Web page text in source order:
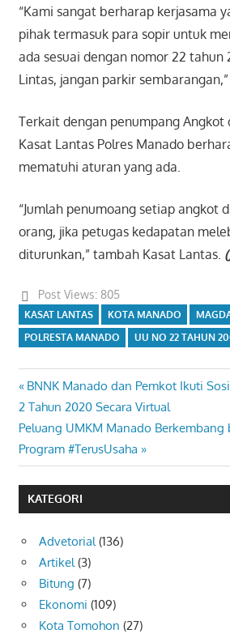
“Kami sangat berharap kerjasama
pihak termasuk para sopir untuk
ada sesuai dengan nomor 22
Lintas, jangan parkir
Terkait dengan penumpang Angkot
Kasat Lantas Polres Manado
mematuhi aturan yang ada.
“Jumlah penumoang setiap angkot
orang, jika petugas kedapatan
diturunkan,” tambah Kasat Lantas.
Post Views: 805
KASAT LANTAS KOTA MANADO
POLRESTA MANADO
UU NO 22 TAHUN
Navigasi
pos
Previous
Post:
BNNK Manado dan Pemkot Ikuti
2 Tahun 2020 Secara Virtual
Next
Post:
Peluang UMKM Manado Berkembang
Program #TerusUsaha
KATEGORI
Advetorial(136)
Artikel(3)
Bitung (7)
Ekonomi (109)
Kota Tomohon (27)